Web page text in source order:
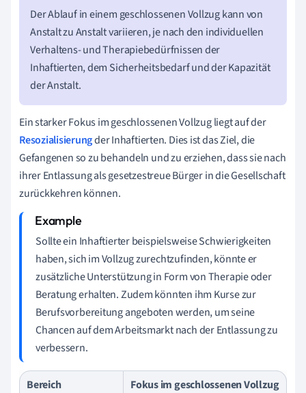
Der Ablauf in einem geschlossenen Vollzug kann von
Anstalt zu Anstalt variieren, je nach den individuellen
Verhaltens- und Therapiebedürfnissen der
Inhaftierten, dem Sicherheitsbedarf und der Kapazität
der Anstalt.
Ein starker Fokus im geschlossenen Vollzug liegt auf der
Resozialisierungder Inhaftierten. Dies ist das Ziel, die
Gefangenen so zu behandeln und zu erziehen, dass sie nach
ihrer Entlassung als gesetzestreue Bürger in die Gesellschaft
zurückkehren können.
Sollte ein Inhaftierter beispielsweise Schwierigkeiten
haben, sich im Vollzug zurechtzufinden, könnte er
zusätzliche Unterstützung in Form von Therapie oder
Beratung erhalten. Zudem könnten ihm Kurse zur
Berufsvorbereitung angeboten werden, um seine
Chancen auf dem Arbeitsmarkt nach der Entlassung zu
verbessern.
Bereich Fokus im geschlossenen Vollzug